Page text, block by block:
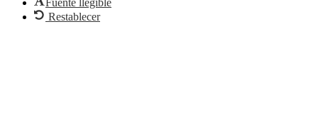
Fuente llegible
Restablecer